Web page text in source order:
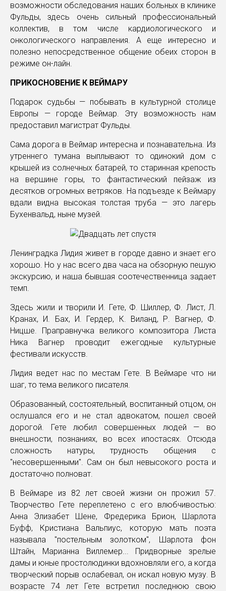
возможности обследования наших больных в клинике
Фульды, здесь очень сильный профессиональный
коллектив, в том числе кардиологического и
онкологического направления. А еще интересно и
полезно непосредственное общение обеих сторон в
режиме он-лайн.
ПРИКОСНОВЕНИЕ К ВЕЙМАРУ
Подарок судьбы — побывать в культурной столице
Европы — городе Веймар. Эту возможность нам
предоставил магистрат Фульды.
Сама дорога в Веймар интересна и познавательна. Из
утреннего тумана выплывают то одинокий дом с
крышей из солнечных батарей, то старинная крепость
на вершине горы, то фантастический пейзаж из
десятков огромных ветряков. На подъезде к Веймару
вдали видна высокая толстая труба — это лагерь
Бухенвальд, ныне музей.
Ленинградка Лидия живет в городе давно и знает его
хорошо. Но у нас всего два часа на обзорную пешую
экскурсию, и наша бывшая соотечественница задает
темп.
Здесь жили и творили И. Гете, Ф. Шиллер, Ф. Лист, Л.
Кранах, И. Бах, И. Гердер, К. Виланд, Р. Вагнер, Ф.
Ницше. Праправнучка великого композитора Листа
Ника Вагнер проводит ежегодные культурные
фестивали искусств.
Лидия ведет нас по местам Гете. В Веймаре что ни
шаг, то тема великого писателя.
Образованный, состоятельный, воспитанный отцом, он
ослушался его и не стал адвокатом, пошел своей
дорогой. Гете любил совершенных людей — во
внешности, познаниях, во всех ипостасях. Отсюда
сложность натуры, трудность общения с
"несовершенными". Сам он был невысокого роста и
достаточно полноват.
В Веймаре из 82 лет своей жизни он прожил 57.
Творчество Гете переплетено с его влюбчивостью:
Анна Элизабет Шене, Фредерика Брион, Шарлота
Буфф, Кристиана Вальпиус, которую мать поэта
называла "постельным золотком", Шарлота фон
Штайн, Марианна Виллемер... Придворные зрелые
дамы и юные простолюдинки вдохновляли его, а когда
творческий порыв ослабевал, он искал новую музу. В
возрасте 74 лет Гете встретил последнюю свою